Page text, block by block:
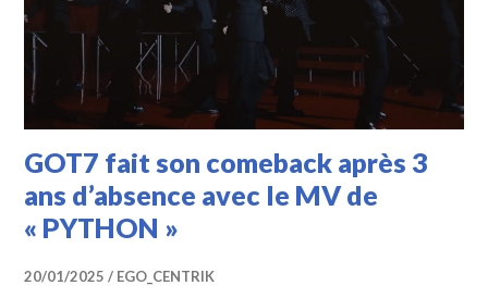
GOT7 fait son comeback après 3
ans d’absence avec le MV de
« PYTHON »
20/01/2025 EGO_CENTRIK